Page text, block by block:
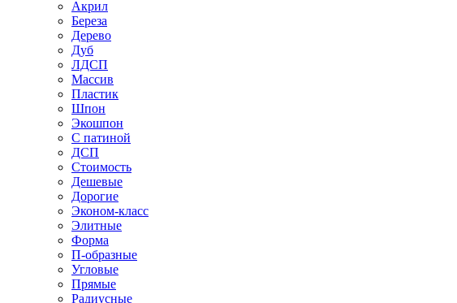
Акрил
Береза
Дерево
Дуб
ЛДСП
Массив
Пластик
Шпон
Экошпон
С патиной
ДСП
Стоимость
Дешевые
Дорогие
Эконом-класс
Элитные
Форма
П-образные
Угловые
Прямые
Радиусные